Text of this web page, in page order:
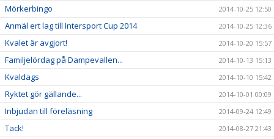
Mörkerbingo 2014-10-25 12:50
Anmäl ert lag till Intersport Cup 2014 2014-10-25 12:36
Kvalet är avgjort! 2014-10-20 15:57
Familjelördag på Dampevallen... 2014-10-13 15:13
Kvaldags 2014-10-10 15:42
Ryktet gör gällande... 2014-10-01 00:09
Inbjudan till föreläsning 2014-09-24 12:49
Tack! 2014-08-27 21:43